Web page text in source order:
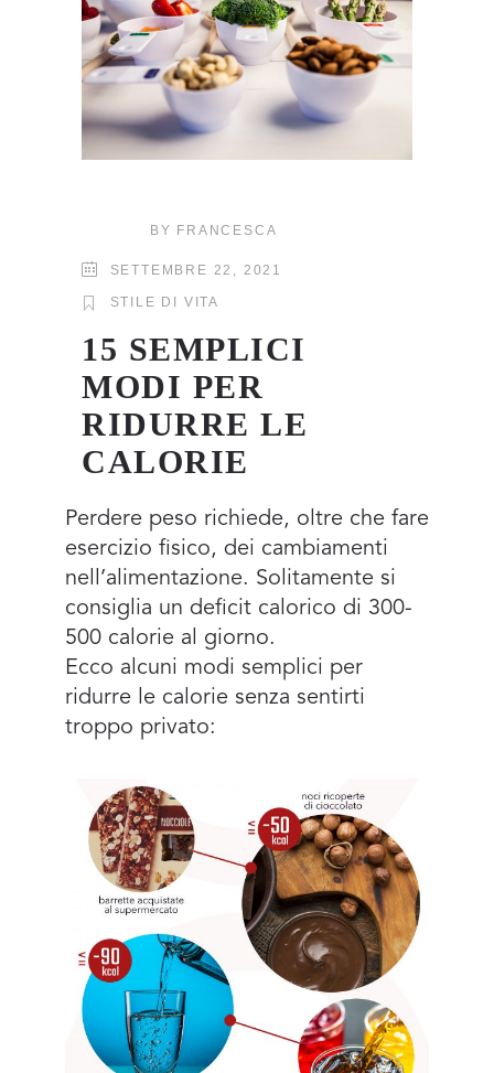
BY FRANCESCA
SETTEMBRE 22, 2021
STILE DI VITA
15 SEMPLICI
MODI PER
RIDURRE LE
CALORIE
Perdere peso richiede, oltre che fare
esercizio fisico, dei cambiamenti
nell’alimentazione. Solitamente si
consiglia un deficit calorico di 300-
500 calorie al giorno.
Ecco alcuni modi semplici per
ridurre le calorie senza sentirti
troppo privato: